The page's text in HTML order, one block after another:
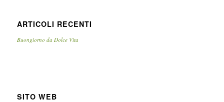
ARTICOLI RECENTI
Buongiorno da Dolce Vita
SITO WEB